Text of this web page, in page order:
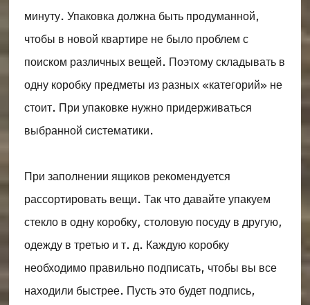
минуту. Упаковка должна быть продуманной,
чтобы в новой квартире не было проблем с
поиском различных вещей. Поэтому складывать в
одну коробку предметы из разных «категорий» не
стоит. При упаковке нужно придерживаться
выбранной систематики.
При заполнении ящиков рекомендуется
рассортировать вещи. Так что давайте упакуем
стекло в одну коробку, столовую посуду в другую,
одежду в третью и т. д. Каждую коробку
необходимо правильно подписать, чтобы вы все
находили быстрее. Пусть это будет подпись,